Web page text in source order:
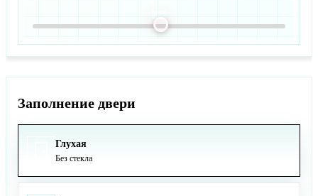
Заполнение двери
Глухая
Без стекла